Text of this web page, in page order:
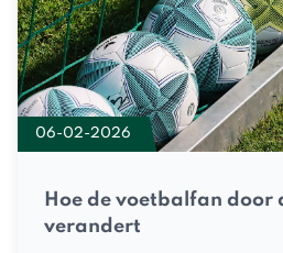
06-02-2026
Hoe de voetbalfan
verandert